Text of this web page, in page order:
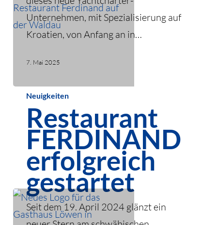
Unternehmen, mit Spezialisierung auf
Kroatien, von Anfang an in…
7. Mai 2025
Restaurant
FERDINAND
erfolgreich
gestartet
Neuigkeiten
Restaurant
FERDINAND
erfolgreich
gestartet
Seit dem 19. April 2024 glänzt ein